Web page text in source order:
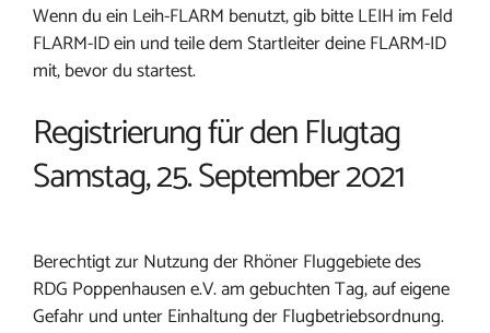
Wenn du ein Leih-FLARM benutzt, gib bitte LEIH im Feld
FLARM-ID ein und teile dem Startleiter deine FLARM-ID
mit, bevor du startest.
Registrierung für den Flugtag
Samstag, 25. September 2021
Berechtigt zur Nutzung der Rhöner Fluggebiete des
RDG Poppenhausen e.V. am gebuchten Tag, auf eigene
Gefahr und unter Einhaltung der Flugbetriebsordnung.